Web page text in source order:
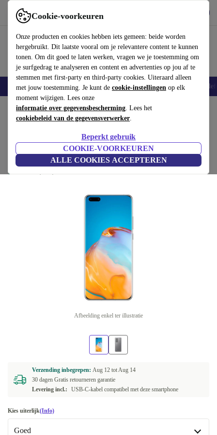
Cookie-voorkeuren
Onze producten en cookies hebben iets gemeen: beide worden
hergebruikt. Dit laatste vooral om je relevantere content te kunnen
tonen. Om dit goed te laten werken, vragen we je toestemming om
je surfgedrag te analyseren en content en advertenties op jou af te
stemmen met first-party en third-party cookies. Uiteraard alleen
met jouw toestemming. Je kunt de cookie-instellingen op elk
moment wijzigen. Lees onze
informatie over gegevensbescherming. Lees het
cookiebeleid van de gegevensverwerker.
Beperkt gebruik
COOKIE-VOORKEUREN
ALLE COOKIES ACCEPTEREN
Gebruik refurbed snel en eenvoudig
Smartphones Laptops Tablets Smartwatches Accessoires
Home Producten Smartphones Huawei Mobiele Telefoons
Huawei P40 Pro 5G
256 GB | zwart €278,99
€969
Afbeelding enkel ter illustratie
Verzending inbegrepen: Aug 12 totAug 14
30 dagen Gratis retourneren garantie
Levering incl.:
USB-C-kabel compatibel met deze smartphone
Kies uiterlijk(Info)
Goed